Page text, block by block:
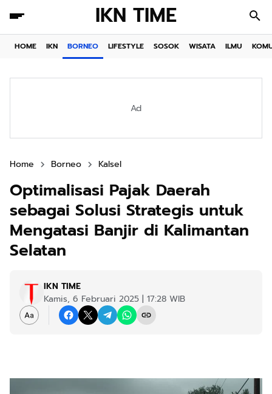
IKN TIME
HOME IKN BORNEO LIFESTYLE SOSOK WISATA ILMU
Ad
Home Borneo Kalsel
Optimalisasi Pajak Daerah
sebagai Solusi Strategis untuk
Mengatasi Banjir di Kalimantan
Selatan
IKN TIME
Kamis, 6 Februari 2025 | 17:28 WIB